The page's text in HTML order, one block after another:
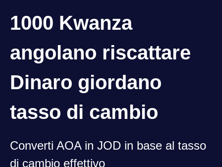
1000 Kwanza
angolano riscattare
Dinaro giordano
tasso di cambio
Converti AOA in JOD in base al tasso
di cambio effettivo